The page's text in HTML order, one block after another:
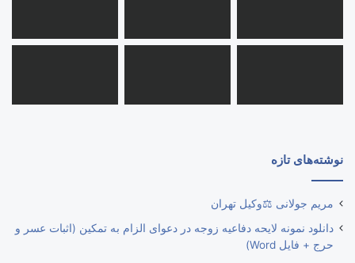
نوشته‌های تازه
مریم جولانی ⚖️وکیل تهران
دانلود نمونه لایحه دفاعیه زوجه در دعوای الزام به تمکین (اثبات عسر و
حرج + فایل Word)